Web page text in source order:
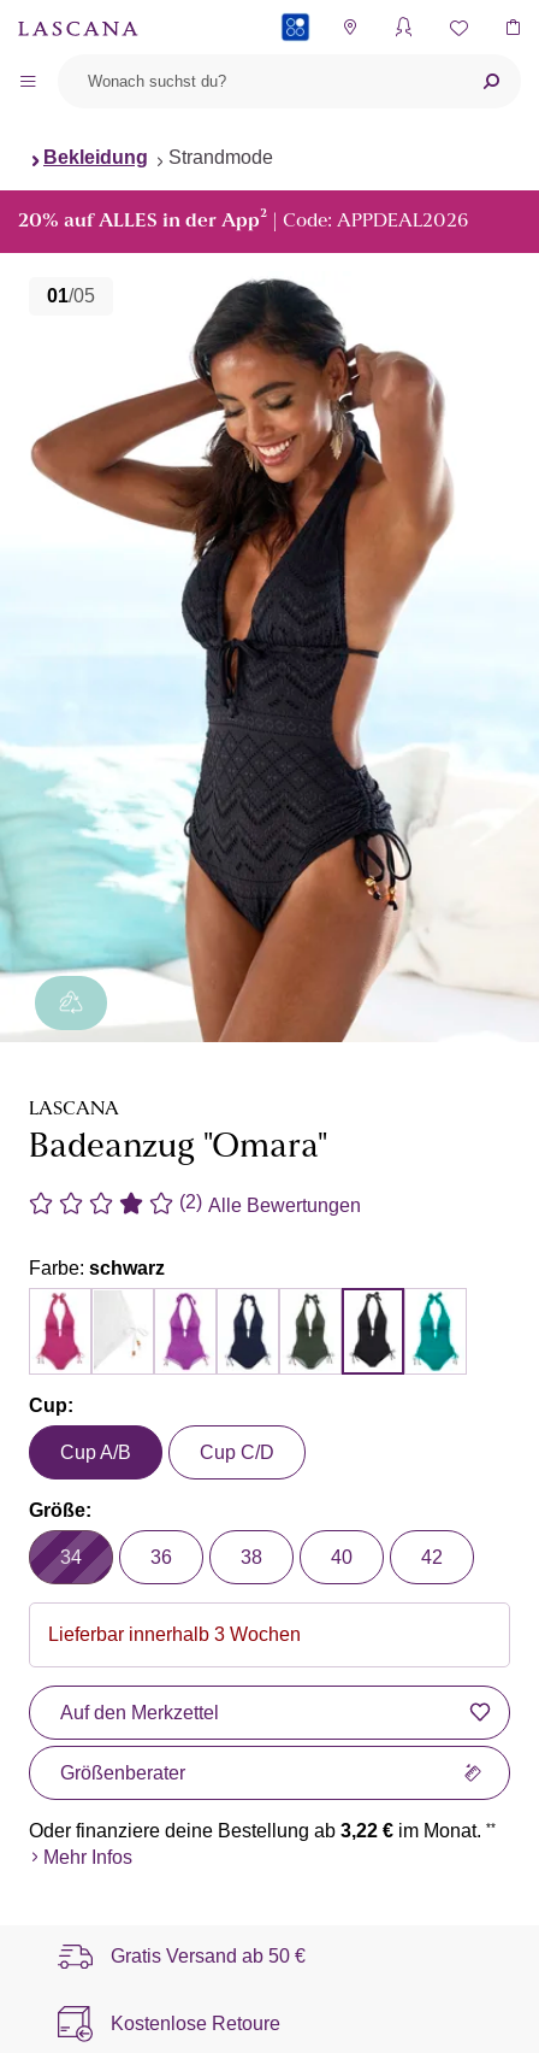
Bekleidung Strandmode
20% auf ALLES in der App² | Code: APPDEAL2026
01/05
LASCANA
Badeanzug "Omara"
(2) Alle Bewertungen
Farbe: schwarz
Cup:
Cup A/B Cup C/D
Größe:
34 36 38 40 42
Lieferbar innerhalb 3 Wochen
Auf den Merkzettel
Größenberater
Oder finanziere deine Bestellung ab 3,22 € im Monat. **
Mehr Infos
Gratis Versand ab 50 €
Kostenlose Retoure